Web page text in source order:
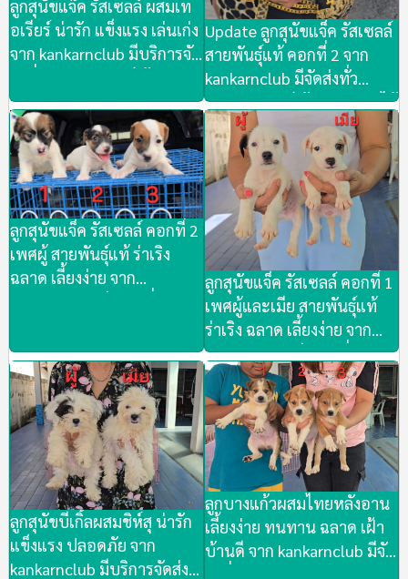
ลูกสุนัขแจ็ค รัสเซลล์ ผสมเท
อเรียร์ น่ารัก แข็งแรง เล่นเก่ง
จาก kankarnclub มีบริการจัด
ครับ)
Update ลูกสุนัขแจ็ค รัสเซลล์
สายพันธุ์แท้ คอกที่ 2 จาก
kankarnclub มีจัดส่งทั่ว
ประเทศ(กันย์เจ้าเก่าครับ)*ได้
บ้านแล้วครับ
ลูกสุนัขแจ็ค รัสเซลล์ คอกที่ 2
เพศผู้ สายพันธุ์แท้ ร่าเริง
ฉลาด เลี้ยงง่าย จาก
ลูกสุนัขแจ็ค รัสเซลล์ คอกที่ 1
เพศผู้และเมีย สายพันธุ์แท้
ร่าเริง ฉลาด เลี้ยงง่าย จาก
kankarnclub มีจัดส่งทั่ว
ประเทศ(กันย์เจ้าเก่าครับ)
ลูกสุนัขบีเกิ้ลผสมชิห์สุ น่ารัก
แข็งแรง ปลอดภัย จาก
kankarnclub มีบริการจัดส่ง
ลูกบางแก้วผสมไทยหลังอาน
เลี้ยงง่าย ทนทาน ฉลาด เฝ้า
บ้านดี จาก kankarnclub มีจัด